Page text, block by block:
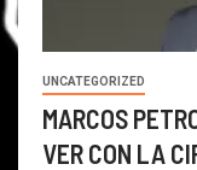
UNCATEGORIZED
MARCOS
VER CON LA